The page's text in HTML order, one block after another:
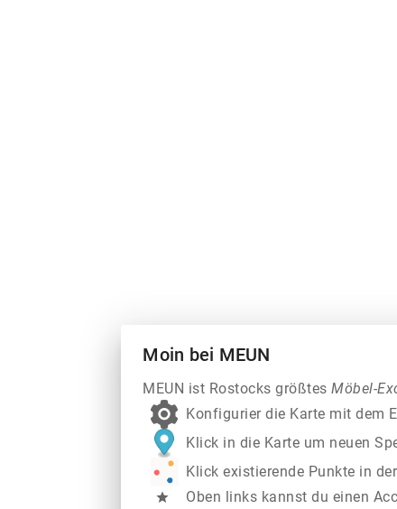
Moin bei MEUN
MEUN ist Rostocks größtesMöbel-
Konfigurier die Karte mit dem
Klick in die Karte um neuen
Klick existierende Punkte in
star Oben links kannst du einen